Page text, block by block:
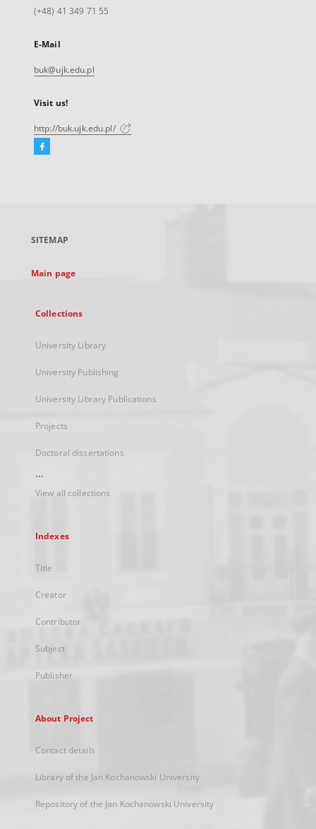
(+48) 41 349 71 55
E-Mail
buk@ujk.edu.pl
Visit us!
http://buk.ujk.edu.pl/
Facebook
new
SITEMAP
Main page
Collections
University Library
University Publishing
University Library Publications
Projects
Doctoral dissertations
...
View all collections
Indexes
Title
Creator
Contributor
Subject
Publisher
About Project
Contact details
Library of the Jan Kochanowski University
Repository of the Jan Kochanowski University